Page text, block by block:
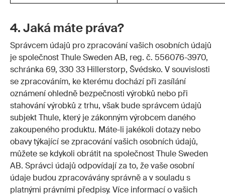
4. Jaká máte práva?
Správcem údajů pro zpracování vašich osobních údajů
je společnost Thule Sweden AB, reg. č. 556076-3970,
schránka 69, 330 33 Hillerstorp, Švédsko. V souvislosti
se zpracováním, ke kterému dochází při zasílání
oznámení ohledně bezpečnosti výrobků nebo při
stahování výrobků z trhu, však bude správcem údajů
subjekt Thule, který je zákonným výrobcem daného
zakoupeného produktu. Máte-li jakékoli dotazy nebo
obavy týkající se zpracování vašich osobních údajů,
můžete se kdykoli obrátit na společnost Thule Sweden
AB. Správci údajů odpovídají za to, že vaše osobní
údaje budou zpracovávány správně a v souladu s
platnými právními předpisy. Více informací o vašich